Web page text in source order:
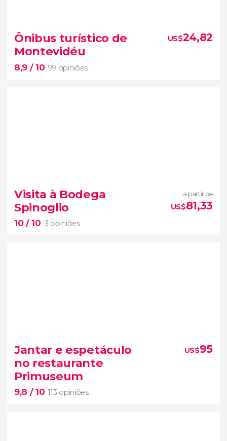
excursão a Punta del Este
Costa de Ouro uruguaia
relaxar em Playa Mansa.
Ônibus turístico de
Montevidéu
8,9 / 10 99 opiniões
US$24,82
locais emblemáticos da capital
uruguaia
Visita à Bodega
Spinoglio
10/ 10 3 opiniões
a partir de
US$81,33
visita à Bodega Spinoglio
degustação de 4 requintados vinhos uruguaios com
harmonização.
Jantar e espetáculo
no restaurante
Primuseum
9,8 / 10 113 opiniões
US$95